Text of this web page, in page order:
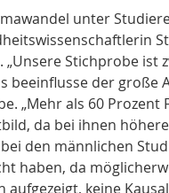
unter
Stichprobe ist
beeinflusse der große
„Mehr als 60 Prozent
da bei ihnen
den männlichen
haben, da
keine